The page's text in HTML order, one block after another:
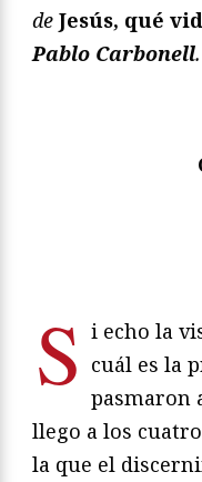
de Jesús, qué
Pablo Carbonell.
S i echo la
cuál es la
pasmaron
llego a los
la que el